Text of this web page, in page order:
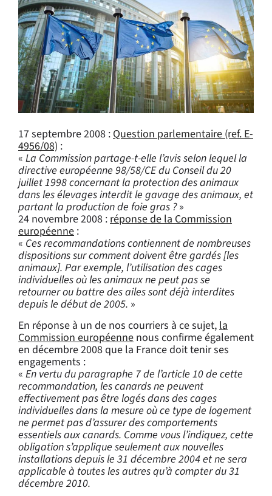
17 septembre 2008 :Question parlementaire (ref. E-
4956/08) :
« La Commission partage-t-elle l’avis selon lequel la
directive européenne 98/58/CE du Conseil du 20
juillet 1998 concernant la protection des animaux
dans les élevages interdit le gavage des animaux, et
partant la production de foie gras ?»
24 novembre 2008 :réponse de la Commission
européenne :
« Ces recommandations contiennent de nombreuses
dispositions sur comment doivent être gardés [les
animaux]. Par exemple, l’utilisation des cages
individuelles où les animaux ne peut pas se
retourner ou battre des ailes sont déjà interdites
depuis le début de 2005. »
En réponse à un de nos courriers à ce sujet, la
Commission européenne nous confirme également
en décembre 2008 que la France doit tenir ses
engagements :
« En vertu du paragraphe 7 de l’article 10 de cette
recommandation, les canards ne peuvent
effectivement pas être logés dans des cages
individuelles dans la mesure où ce type de logement
ne permet pas d’assurer des comportements
essentiels aux canards. Comme vous l’indiquez, cette
obligation s’applique seulement aux nouvelles
installations depuis le 31 décembre 2004 et ne sera
applicable à toutes les autres qu’à compter du 31
décembre 2010.